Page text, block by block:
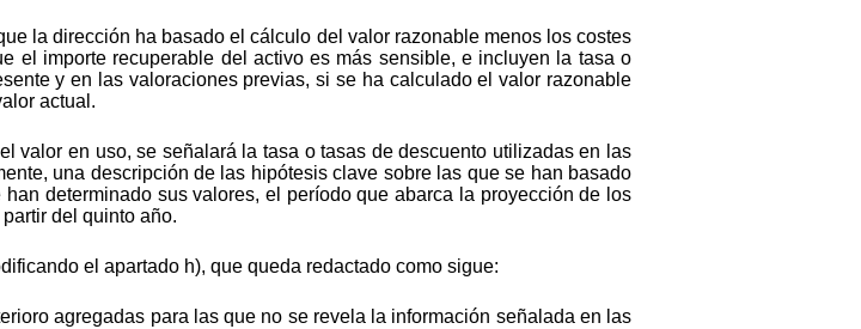
la dirección ha basado el cálculo del valor razonable menos los costes
el importe recuperable del activo es más sensible, e incluyen la tasa o
y en las valoraciones previas, si se ha calculado el valor razonable
actual.
valor en uso, se señalará la tasa o tasas de descuento utilizadas en las
una descripción de las hipótesis clave sobre las que se han basado
determinado sus valores, el período que abarca la proyección de los
del quinto año.
el apartado h), que queda redactado como sigue:
agregadas para las que no se revela la información señalada en las